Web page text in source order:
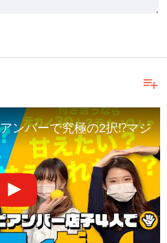
playlist_add
ンバーで究極の2択⁉︎マジ